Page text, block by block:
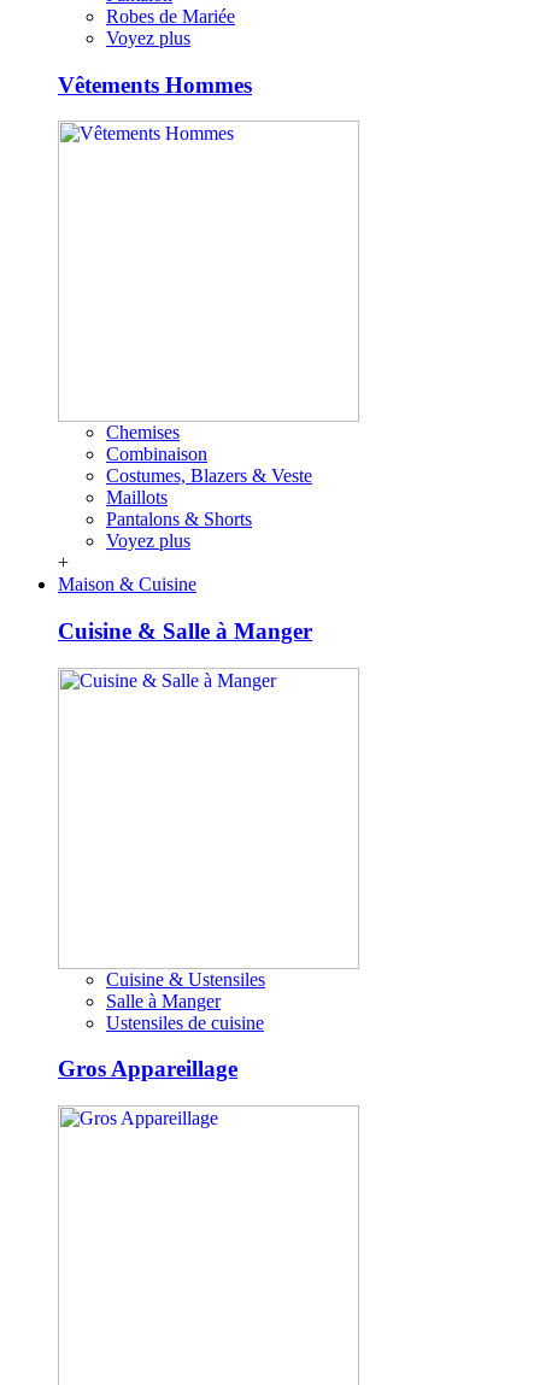
Robes de Mariée
Voyez plus
Vêtements Hommes
Chemises
Combinaison
Costumes, Blazers & Veste
Maillots
Pantalons & Shorts
Voyez plus
+
Maison & Cuisine
Cuisine & Salle à Manger
Cuisine & Ustensiles
Salle à Manger
Ustensiles de cuisine
Gros Appareillage